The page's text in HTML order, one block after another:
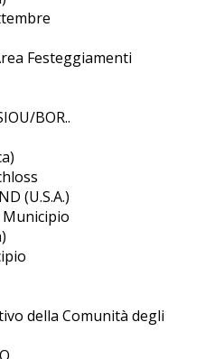
Festeggiamenti
BOR..
(U.S.A.)
della Comunità degli